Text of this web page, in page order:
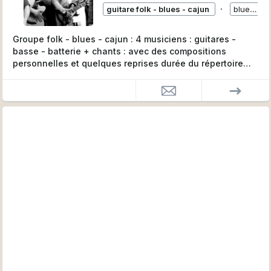
dans plusieurs écoles de la région Sud Cévennes…
école de Quissac, EAV St Hippo, Scholae, Lo Quinquet
guitare folk - blues - cajun
∙ blues - folk cajun
Groupe folk - blues - cajun : 4 musiciens : guitares -
basse - batterie + chants : avec des compositions
personnelles et quelques reprises durée du répertoire